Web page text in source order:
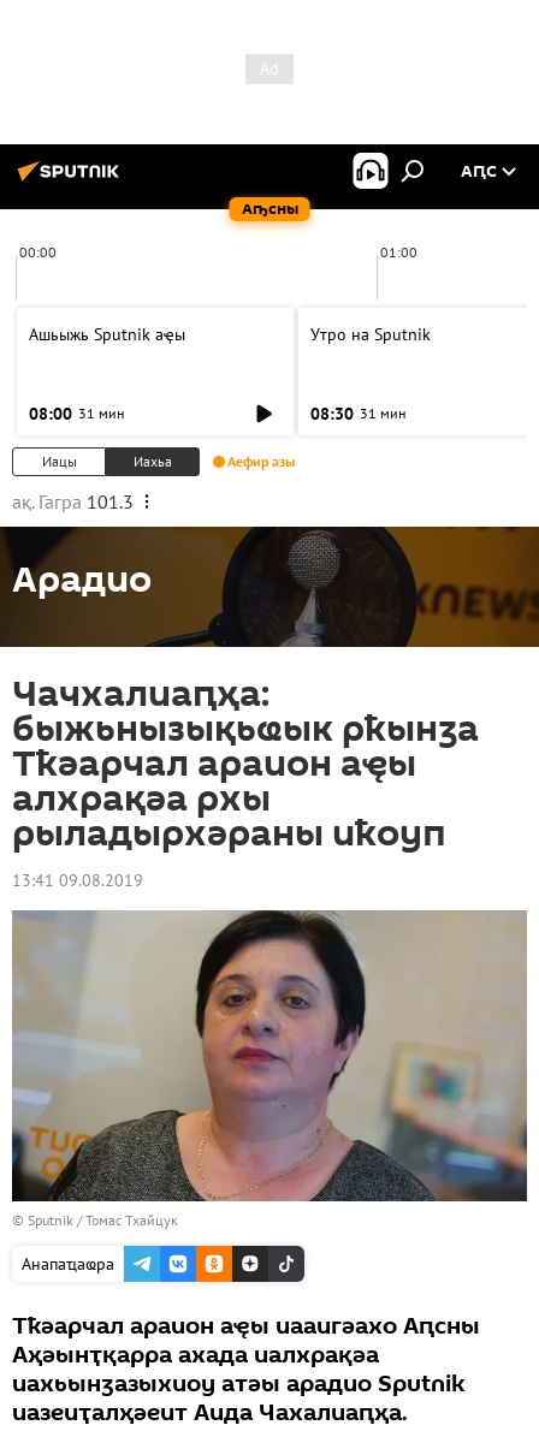
Аҧсны
АԤС
00:00 01:00
Ашьыжь Sputnik аҿы
08:00 31 мин
Утро на Sputnik
08:30 31 мин
Иацы Иахьа Аефир азы
ақ. Гагра 101.3
Арадио
Чачхалиаԥҳа:
быжьнызықьҩык рҟынӡа
Тҟәарчал араион аҿы
алхрақәа рхы
рыладырхәраны иҟоуп
13:41 09.08.2019
© Sputnik / Томас Тхайцук
Анапаҵаҩра
Тҟәарчал араион аҿы иааигәахо Аԥсны
Аҳәынҭқарра ахада иалхрақәа
иахьынӡазыхиоу атәы арадио Sputnik
иазеиҭалҳәеит Аида Чахалиаԥҳа.